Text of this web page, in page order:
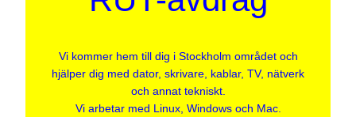
Vi kommer hem till dig i Stockholm området och
hjälper dig med dator, skrivare, kablar, TV, nätverk
och annat tekniskt.
Vi arbetar med Linux, Windows och Mac.